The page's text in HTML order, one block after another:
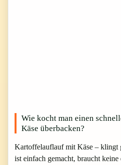
Wie kocht man einen
Käse überbacken?
Kartoffelauflauf mit Käse – klingt
ist einfach gemacht, braucht